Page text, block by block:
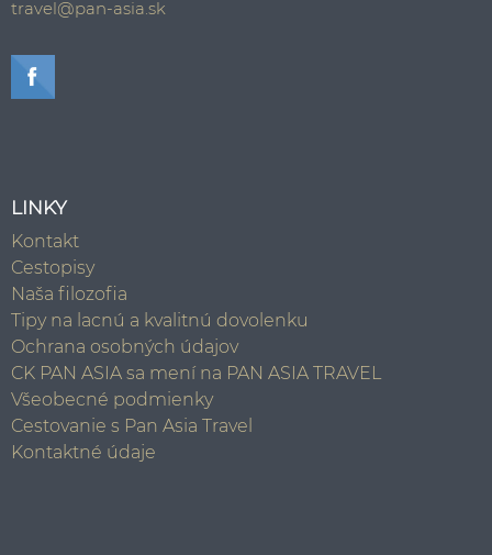
travel@pan-asia.sk
LINKY
Kontakt
Cestopisy
Naša filozofia
Tipy na lacnú a kvalitnú dovolenku
Ochrana osobných údajov
CK PAN ASIA sa mení na PAN ASIA TRAVEL
Všeobecné podmienky
Cestovanie s Pan Asia Travel
Kontaktné údaje